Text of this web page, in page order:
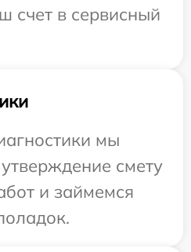
счет в сервисный
мы
смету
и займемся